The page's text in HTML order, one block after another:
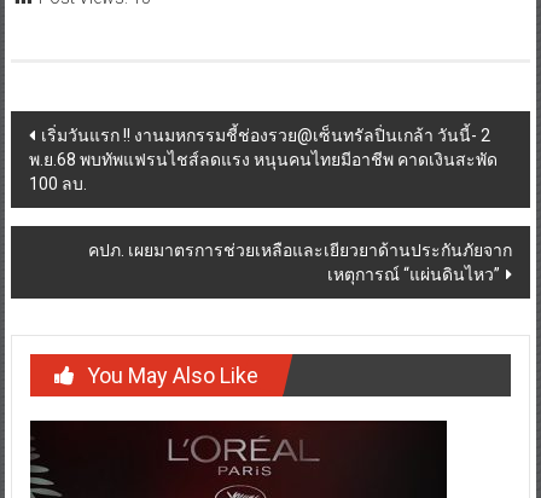
Post
navigation
เริ่มวันแรก !! งานมหกรรมชี้ช่องรวย@เซ็นทรัลปิ่นเกล้า วันนี้- 2
พ.ย.68 พบทัพแฟรนไชส์ลดแรง หนุนคนไทยมีอาชีพ คาดเงินสะพัด
100 ลบ.
คปภ. เผยมาตรการช่วยเหลือและเยียวยาด้านประกันภัยจาก
เหตุการณ์ “แผ่นดินไหว”
You May Also Like